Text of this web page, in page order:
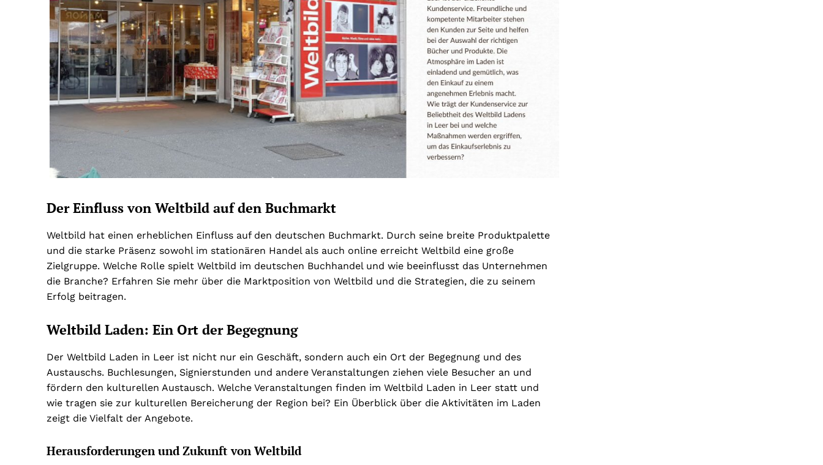
Der Einfluss von Weltbild auf den Buchmarkt
Weltbild hat einen erheblichen Einfluss auf den deutschen Buchmarkt. Durch seine breite Produktpalette
und die starke Präsenz sowohl im stationären Handel als auch online erreicht Weltbild eine große
Zielgruppe. Welche Rolle spielt Weltbild im deutschen Buchhandel und wie beeinflusst das Unternehmen
die Branche? Erfahren Sie mehr über die Marktposition von Weltbild und die Strategien, die zu seinem
Erfolg beitragen.
Weltbild Laden: Ein Ort der Begegnung
Der Weltbild Laden in Leer ist nicht nur ein Geschäft, sondern auch ein Ort der Begegnung und des
Austauschs. Buchlesungen, Signierstunden und andere Veranstaltungen ziehen viele Besucher an und
fördern den kulturellen Austausch. Welche Veranstaltungen finden im Weltbild Laden in Leer statt und
wie tragen sie zur kulturellen Bereicherung der Region bei? Ein Überblick über die Aktivitäten im Laden
zeigt die Vielfalt der Angebote.
Herausforderungen und Zukunft von Weltbild